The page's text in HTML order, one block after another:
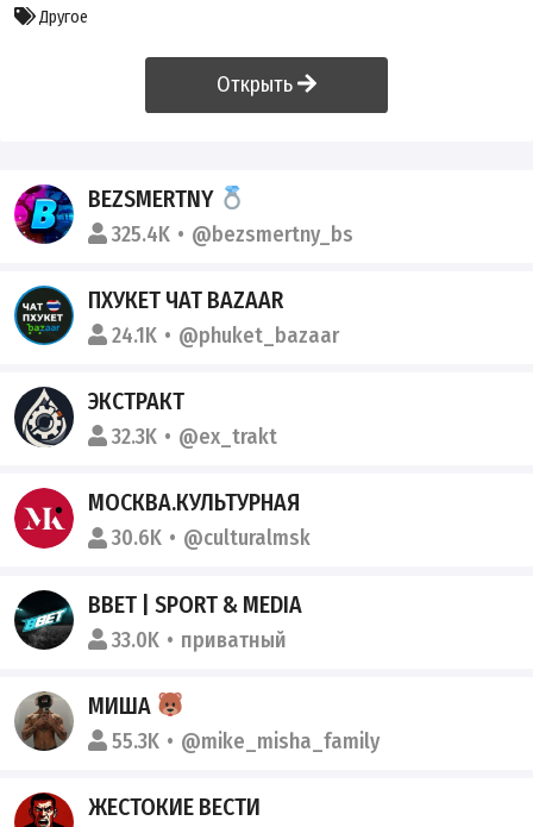
Другое
Открыть
BEZSMERTNY
325.4K @bezsmertny_bs
ПХУКЕТ ЧАТ BAZAAR
24.1K @phuket_bazaar
ЭКСТРАКТ
32.3K @ex_trakt
МОСКВА.КУЛЬТУРНАЯ
30.6K @culturalmsk
BBET | SPORT & MEDIA
33.0K приватный
МИША
55.3K @mike_misha_family
ЖЕСТОКИЕ ВЕСТИ